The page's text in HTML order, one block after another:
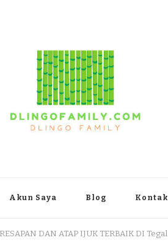
Akun Saya Blog Kontak
DAN ATAP IJUK TERBAIK DI Tegal